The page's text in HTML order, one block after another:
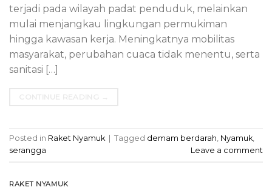
terjadi pada wilayah padat penduduk, melainkan
mulai menjangkau lingkungan permukiman
hingga kawasan kerja. Meningkatnya mobilitas
masyarakat, perubahan cuaca tidak menentu, serta
sanitasi […]
Posted in Raket Nyamuk Tagged demam berdarah, Nyamuk,
serangga
Leave a comment
RAKET NYAMUK